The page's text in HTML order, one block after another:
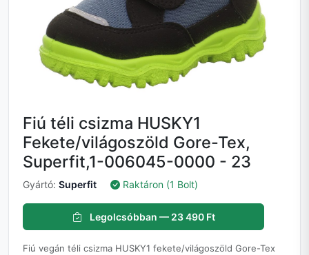
Fiú téli csizma HUSKY1
Fekete/világoszöld Gore-Tex,
Superfit,1-006045-0000 - 23
Gyártó: Superfit Raktáron (1 Bolt)
Legolcsóbban — 23 490 Ft
Fiú vegán téli csizma HUSKY1 fekete/világoszöld Gore-Tex